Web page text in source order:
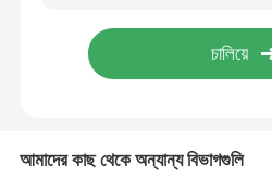
আমাদের কাছ থেকে অন্যান্য বিভাগগুলি